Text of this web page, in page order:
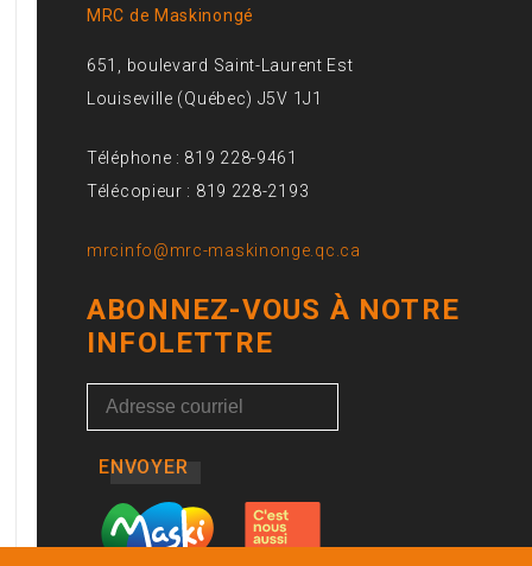
MRC de Maskinongé
651, boulevard Saint-Laurent Est
Louiseville (Québec) J5V 1J1
Téléphone : 819 228-9461
Télécopieur : 819 228-2193
mrcinfo@mrc-maskinonge.qc.ca
ABONNEZ-VOUS À NOTRE
INFOLETTRE
ENVOYER